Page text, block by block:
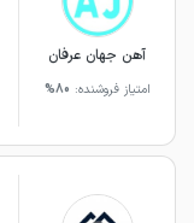
آهن جهان عرفان
امتیاز فروشنده: 80%